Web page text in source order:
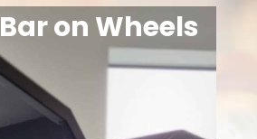
Bar on Wheels